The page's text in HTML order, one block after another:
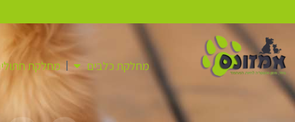
מחלקת כלבים מחלקת